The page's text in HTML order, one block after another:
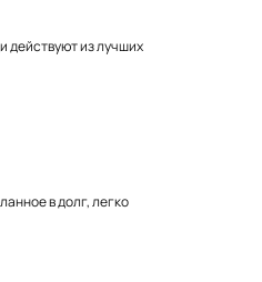
действуют из лучших
в долг, легко